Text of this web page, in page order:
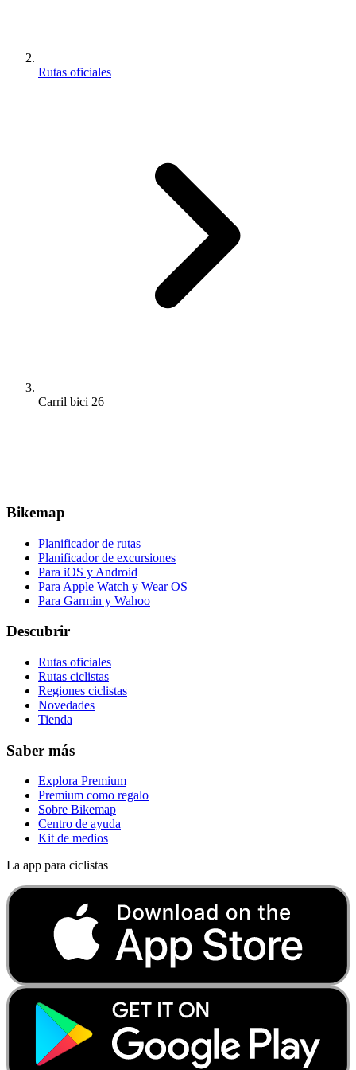
Rutas oficiales
Carril bici 26
Bikemap
Planificador de rutas
Planificador de excursiones
Para iOS y Android
Para Apple Watch y Wear OS
Para Garmin y Wahoo
Descubrir
Rutas oficiales
Rutas ciclistas
Regiones ciclistas
Novedades
Tienda
Saber más
Explora Premium
Premium como regalo
Sobre Bikemap
Centro de ayuda
Kit de medios
La app para ciclistas